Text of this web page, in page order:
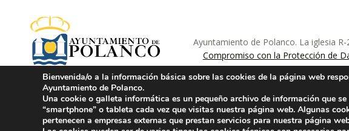
ayuntamiento de polanco
AYUNTAMIENTO DE POLANCO
Ayuntamiento de Polanco. La iglesia
Compromiso con la Protección de
Bienvenida/o a la información básica sobre las cookies de la página web
Ayuntamiento de Polanco.
Una cookie o galleta informática es un pequeño archivo de información que
“smartphone” o tableta cada vez que visitas nuestra página web. Algunas
pertenecen a empresas externas que prestan servicios para nuestra página